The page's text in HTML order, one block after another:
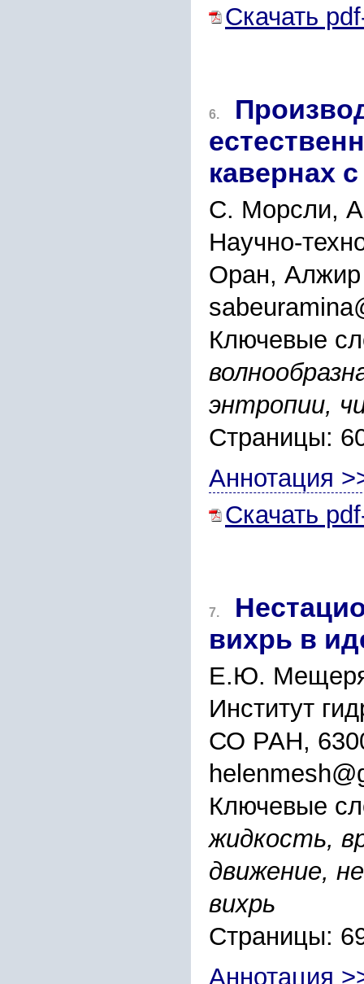
Скачать
6.
кавернах
С. Морсли,
Научно-
Оран, Алжир
Ключевые
энтропии,
Страницы:
Аннотация
Скачать
7.
вихрь в
Е.Ю.
Институт
СО РАН,
Ключевые
жидкость,
движение,
вихрь
Страницы:
Аннотация